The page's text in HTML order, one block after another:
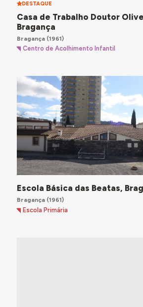
DESTAQUE
Casa de Trabalho Doutor
Bragança
Bragança(1961)
Centro de Acolhimento Infantil
Escola Básica das Beatas,
Bragança(1961)
Escola Primária